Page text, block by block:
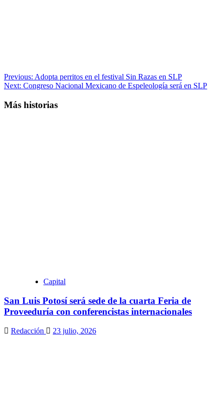
Post
navigation
Previous: Adopta perritos en el festival Sin Razas en SLP
Next: Congreso Nacional Mexicano de Espeleología será en SLP
Más historias
Capital
San Luis Potosí será sede de la cuarta Feria de
Proveeduría con conferencistas internacionales
Redacción 23 julio, 2026